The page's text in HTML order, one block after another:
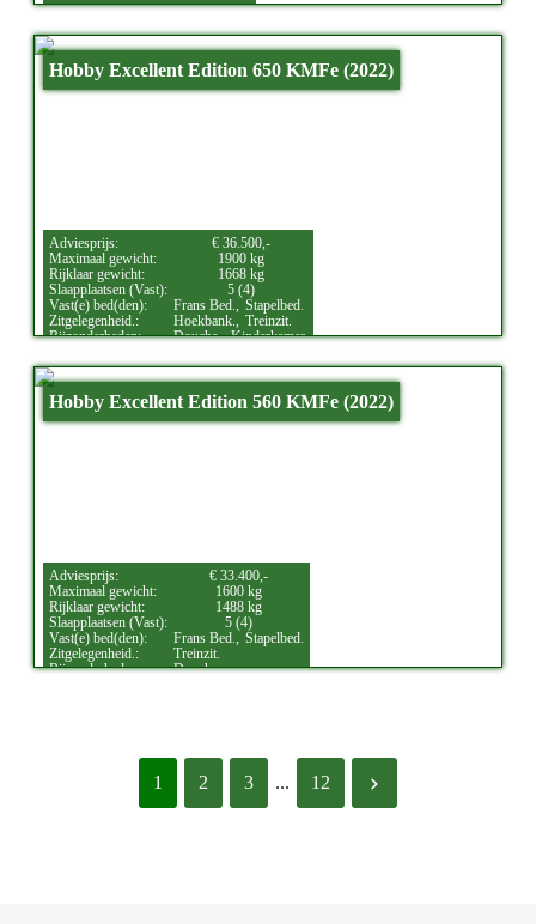
Hobby Excellent Edition 650 KMFe (2022)
Adviesprijs:
€ 36.500,-
Maximaal gewicht:
1900 kg
Rijklaar gewicht:
1668 kg
Slaapplaatsen (Vast):
5 (4)
Vast(e) bed(den):
Frans Bed., Stapelbed.
Zitgelegenheid.:
Hoekbank., Treinzit.
Bijzonderheden:
Douche., Kinderkamer.
Hobby Excellent Edition 560 KMFe (2022)
Adviesprijs:
€ 33.400,-
Maximaal gewicht:
1600 kg
Rijklaar gewicht:
1488 kg
Slaapplaatsen (Vast):
5 (4)
Vast(e) bed(den):
Frans Bed.,
Stapelbed.
Zitgelegenheid.:
Treinzit.
Bijzonderheden:
Douche.
1 2 3 ... 12